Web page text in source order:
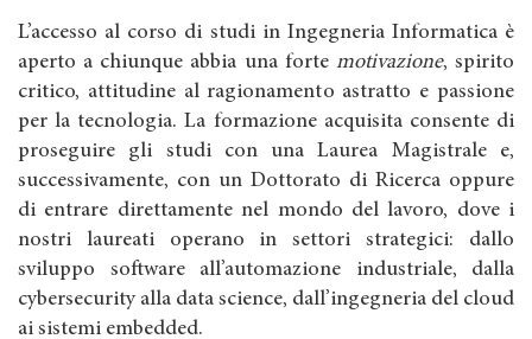
L’accesso al corso di studi in Ingegneria Informatica è
aperto a chiunque abbia una forte motivazione, spirito
critico, attitudine al ragionamento astratto e passione
per la tecnologia. La formazione acquisita consente di
proseguire gli studi con una Laurea Magistrale e,
successivamente, con un Dottorato di Ricerca oppure
di entrare direttamente nel mondo del lavoro, dove i
nostri laureati operano in settori strategici: dallo
sviluppo software all’automazione industriale, dalla
cybersecurity alla data science, dall’ingegneria del cloud
ai sistemi embedded.